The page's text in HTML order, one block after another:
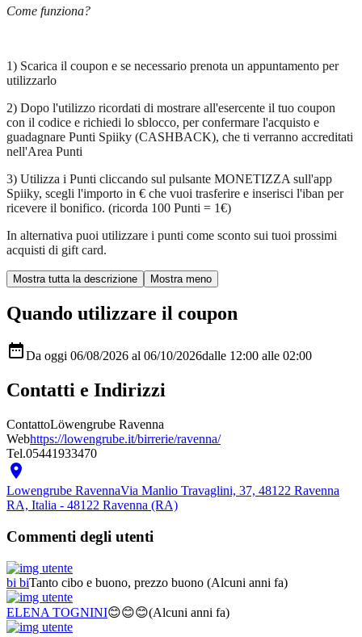
Come funziona?
1) Scarica il coupon e se necessario prenota un appuntamento per
utilizzarlo
2) Dopo l'utilizzo ricordati di mostrare all'esercente il tuo coupon
con il codice e richiedi lo sblocco, per confermare l'acquisto e
guadagnare Punti Spiiky (CASHBACK), che ti verranno accreditati
nell'Area Punti
3) Utilizza i Punti cliccando sul pulsante MONETIZZA sull'app
Spiiky, scegli l'importo in € che vuoi trasferire e inserisci l'iban per
ricevere il bonifico. (ricorda 100 Punti = 1€)
In alternativa puoi utilizzare i punti come sconto sui tuoi prossimi
acquisti di gift card.
Quando utilizzare il coupon
Da oggi 06/08/2026 al 06/10/2026dalle 12:00 alle 02:00
Contatti e Indirizzi
ContattoLöwengrube Ravenna
Webhttps://lowengrube.it/birrerie/ravenna/
Tel.05441933470

Lowengrube RavennaVia Manlio Travaglini, 37, 48122 Ravenna
RA, Italia - 48122 Ravenna (RA)
Commenti degli utenti
bi biTanto cibo e buono, prezzo buono (Alcuni anni fa)
ELENA TOGNINI😊😊😊(Alcuni anni fa)